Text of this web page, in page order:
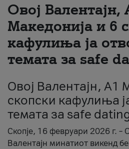
Овој Валентајн,
Македонија и 6
кафулиња ја
темата за safe
Овој Валентајн, A1
скопски кафулиња
темата за safe
Скопје, 16 февруари 2026 г.
Валентајн минатиот викенд